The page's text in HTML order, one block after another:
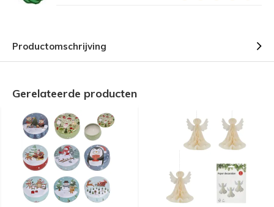
Productomschrijving
Gerelateerde producten